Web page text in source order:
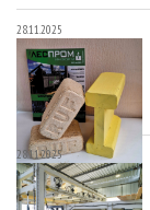
28.11.2025
28.11.2025